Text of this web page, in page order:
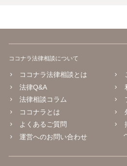
ココナラ法律相談について
ココナラ法律相談とは
法律Q&A
法律相談コラム
ココナラとは
よくあるご質問
運営へのお問い合わせ